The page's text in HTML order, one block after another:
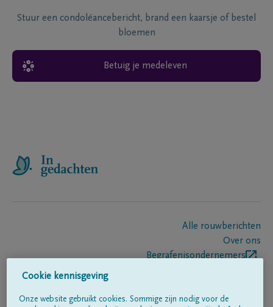
Stuur een condoléancebericht, brand een kaarsje of bestel
bloemen
Betuig je medeleven
Alle rouwberichten
Over ons
Begrafenisondernemers
Cookie kennisgeving
Onze website gebruikt cookies. Sommige zijn nodig voor de